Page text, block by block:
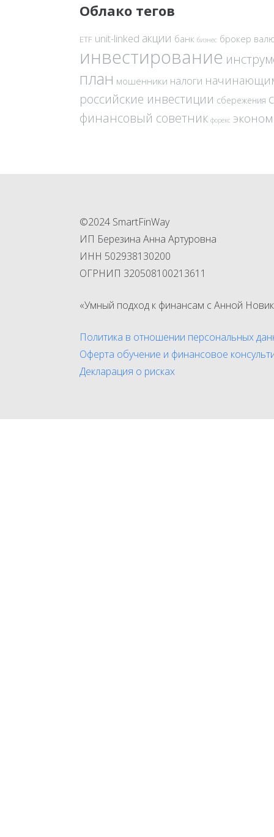
Облако тегов
ETF unit-linked акции банк бизнес брокер
инвестирование
план мошенники налоги
российские инвестиции сбережения
финансовый советник форекс
©2024 SmartFinWay
ИП Березина Анна Артуровна
ИНН 502938130200
ОГРНИП 320508100213611
«Умный подход к финансам с Анной
Политика в отношении персональных
Оферта обучение и финансовое
Декларация о рисках